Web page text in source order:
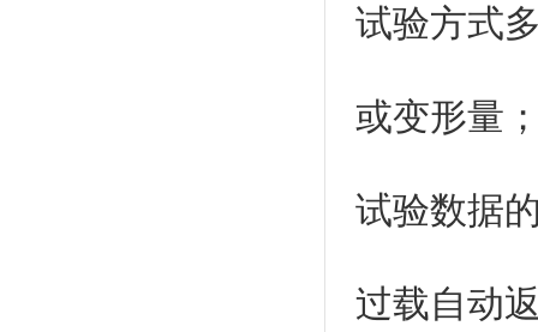
试验方式
或变形量
试验数据
过载自动